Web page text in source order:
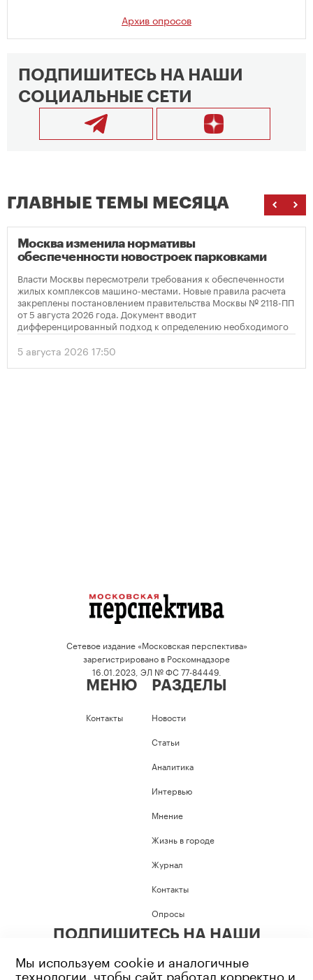
Архив опросов
ПОДПИШИТЕСЬ НА НАШИ
СОЦИАЛЬНЫЕ СЕТИ
ГЛАВНЫЕ ТЕМЫ МЕСЯЦА
Москва изменила нормативы
обеспеченности новостроек парковками
Власти Москвы пересмотрели требования к обеспеченности
жилых комплексов машино-местами. Новые правила расчета
закреплены постановлением правительства Москвы № 2118-ПП
от 5 августа 2026 года. Документ вводит
дифференцированный подход к определению необходимого
количества парковок в зависимости от площади квартир и
устанавливает переходный период для уже согласованных
проектов.
5 августа 2026 17:50
Сетевое издание «Московская перспектива»
зарегистрировано в Роскомнадзоре
16.01.2023, ЭЛ № ФС 77-84449.
МЕНЮ
Контакты
РАЗДЕЛЫ
Новости
Статьи
Аналитика
Интервью
Мнение
Жизнь в городе
Журнал
Контакты
Опросы
ПОДПИШИТЕСЬ НА НАШИ
Мы используем cookie и аналогичные
технологии, чтобы сайт работал корректно и